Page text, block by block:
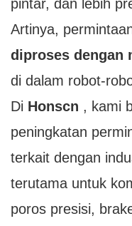
pintar, dan lebih
Artinya,
diproses dengan
di dalam robot-
Di Honscn , kami
peningkatan
terkait dengan
terutama untuk
poros presisi,